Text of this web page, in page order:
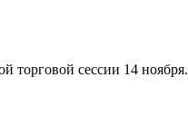
торговой сессии 14 ноября.